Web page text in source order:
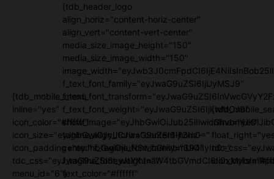
[tdb_mobile_menu
inline="yes"
icon_color="#ffffff"
icon_size="eyJhbGwiOjIyLCJwaG9uZSI6IjI3In0="
icon_padding="eyJhbGwiOjIuNSwicGhvbmUiOiIyIn0="
menu_id="6"]
[tdb_header_logo
align_horiz="content-horiz-center"
align_vert="content-vert-center"
media_size_image_height="150"
media_size_image_width="150"
f_text_font_family="eyJwaG9uZSI6IjUyMSJ9"
f_text_font_weight="eyJwaG9uZSI6IjkwMCJ9"
tagline_align_horiz="content-horiz-
center" f_tagline_font_family="394"
f_tagline_font_weight=""
text_color="#ffffff"
inline="yes"